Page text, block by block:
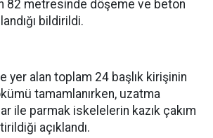
82 metresinde döşeme ve beton
bildirildi.
yer alan toplam 24 başlık kirişinin
tamamlanırken, uzatma
ile parmak iskelelerin kazık çakım
açıklandı.